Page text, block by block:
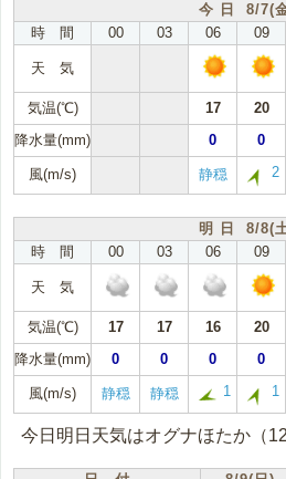
今 日 8/7(
時 間
00 03 06 09
天 気
気温(℃) 17 20
降水量(mm)
0 0
風(m/s) 静穏 2
明 日 8/8(
時 間
00 03 06 09
天 気
気温(℃) 17 17 16 20
降水量(mm)
0 0 0 0
風(m/s) 静穏 静穏 1 1
今日明日天気はオグナほたか（